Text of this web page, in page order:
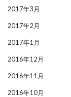
2017年3月
2017年2月
2017年1月
2016年12月
2016年11月
2016年10月